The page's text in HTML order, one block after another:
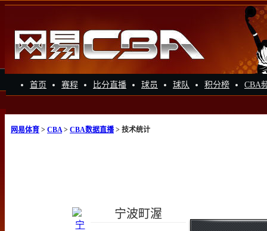
首页 赛程 比分直播 球员 球队 积分榜 CBA
网易体育 > CBA> CBA数据直播> 技术统计
宁波町渥